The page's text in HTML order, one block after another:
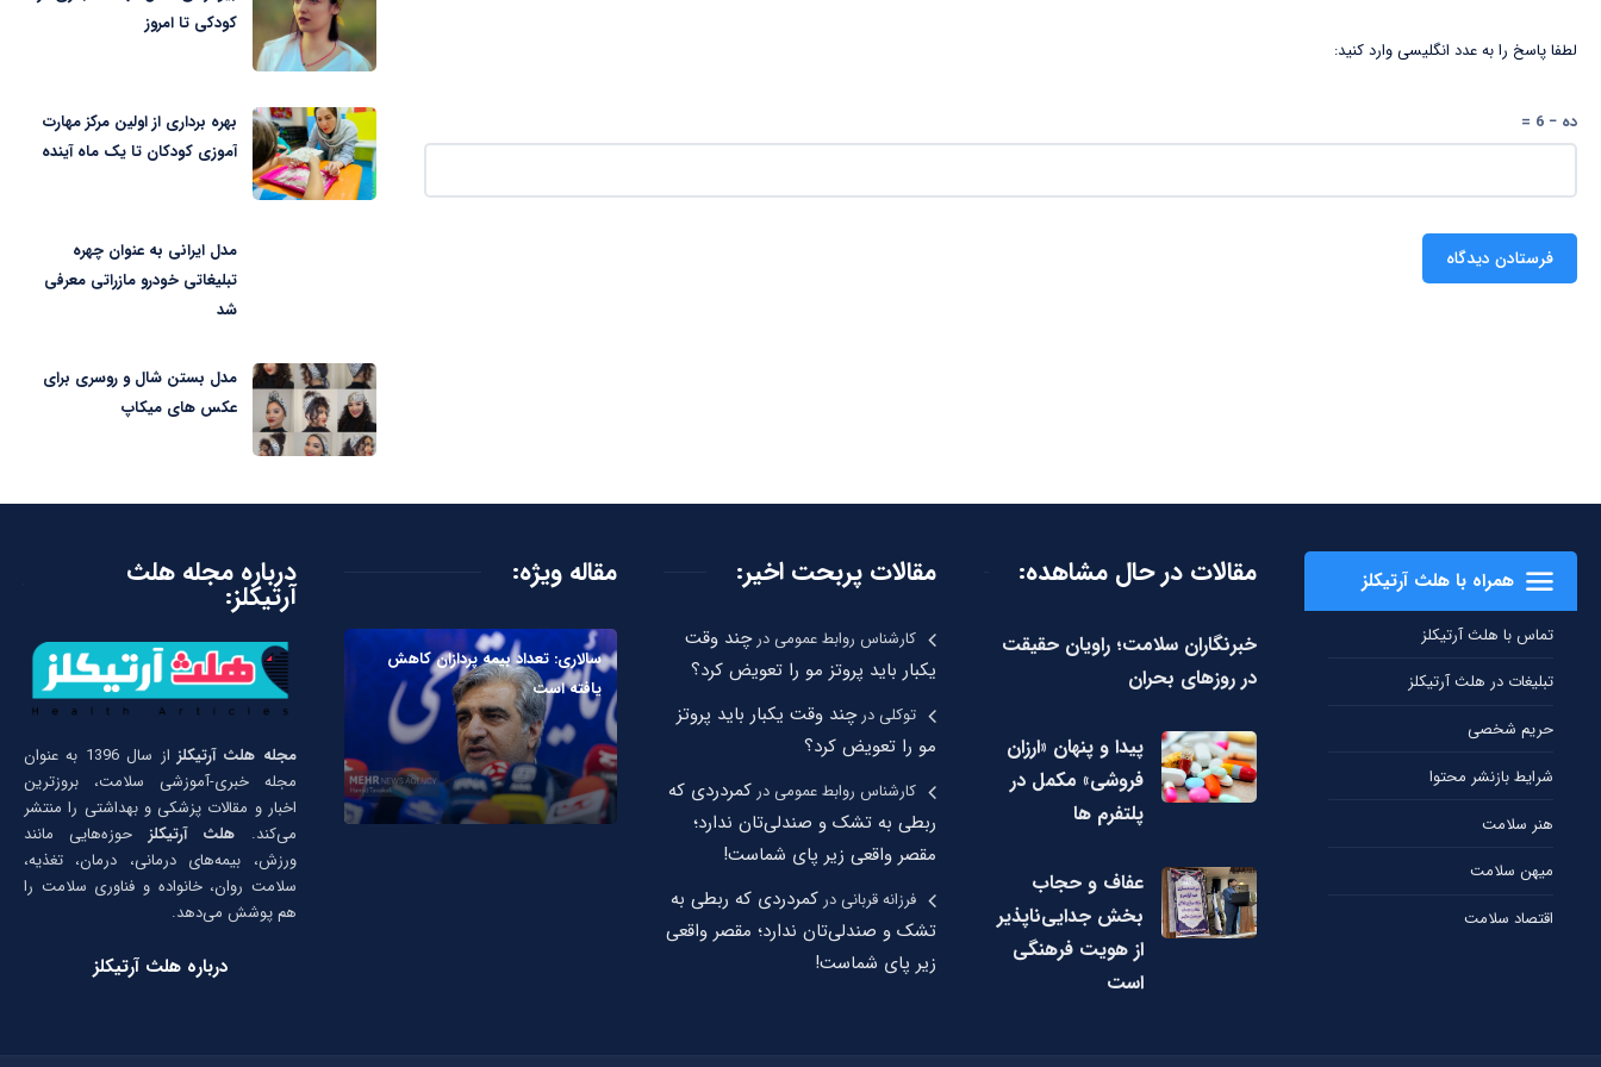
لطفا پاسخ را به عدد انگلیسی وارد کنید:
ده − 6 =
کودکی تا امروز
بهره برداری از اولین مرکز مهارت
آموزی کودکان تا یک ماه آینده
مدل ایرانی به عنوان چهره
تبلیغاتی خودرو مازراتی معرفی
شد
مدل بستن شال و روسری برای
عکس های میکاپ
همراه با هلث آرتیکلز
تماس با هلث آرتیکلز
تبلیغات در هلث آرتیکلز
حریم شخصی
شرایط بازنشر محتوا
هنر سلامت
میهن سلامت
اقتصاد سلامت
مقالات در حال مشاهده:
خبرنگاران سلامت؛ راویان حقیقت
در روزهای بحران
پیدا و پنهان «ارزان
فروشی» مکمل در
پلتفرم ها
عفاف و حجاب
بخش جدایی‌ناپذیر
از هویت فرهنگی
است
مقالات پربحت اخیر:
کارشناس روابط عمومیدرچند وقت
یکبار باید پروتز مو را تعویض کرد؟
توکلیدرچند وقت یکبار باید پروتز
مو را تعویض کرد؟
کارشناس روابط عمومیدر کمردردی که
ربطی به تشک و صندلی‌تان ندارد؛
مقصر واقعی زیر پای شماست!
فرزانه قربانیدر کمردردی که ربطی به
تشک و صندلی‌تان ندارد؛ مقصر واقعی
زیر پای شماست!
مقاله ویژه:
سالاری: تعداد بیمه پردازان کاهش
یافته است
درباره مجله هلث
آرتیکلز:
مجله هلث آرتیکلز
از سال 1396 به عنوان
مجله خبری-آموزشی سلامت، بروزترین
اخبار و مقالات پزشکی و بهداشتی را منتشر
می‌کند. هلث آرتیکلز حوزه‌هایی مانند
ورزش، بیمه‌های درمانی، درمان، تغذیه،
سلامت روان، خانواده و فناوری سلامت را
هم پوشش می‌دهد.
درباره هلث آرتیکلز